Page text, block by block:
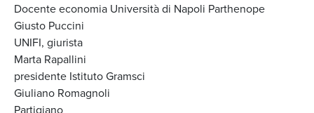
Docente economia Università di Napoli Parthenope
Giusto Puccini
UNIFI, giurista
Marta Rapallini
presidente Istituto Gramsci
Giuliano Romagnoli
Partigiano